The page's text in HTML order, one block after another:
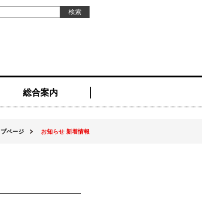
総合案内
プページ お知らせ 新着情報